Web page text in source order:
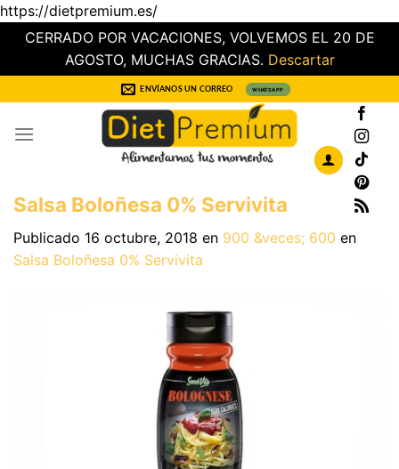
https://dietpremium.es/
CERRADO POR VACACIONES, VOLVEMOS EL 20 DE
AGOSTO, MUCHAS GRACIAS. Descartar
al
contenido
ENVÍANOS UN CORREO WHATSAPP
Salsa Boloñesa 0% Servivita
Publicado 16 octubre, 2018 en 900 &veces; 600 en
Salsa Boloñesa 0% Servivita